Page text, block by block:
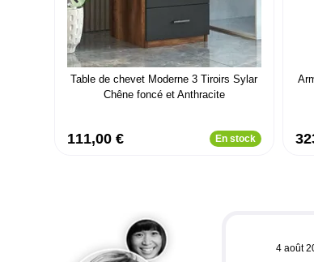
Table de chevet Moderne 3 Tiroirs Sylar
Chêne foncé et Anthracite
111,00 € En stock
4 août